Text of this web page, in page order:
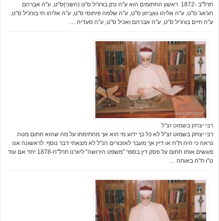
תרל"ב -1872 ראשון החתומים הוא ע"ה נתן בורג'יל ס"ט (השני)ס"ט, ע"ה אברהם
חג'אג' ס"ט, ע"ה אליהו גאביזון ס"ט, ע"ה שלמה פיתוסי ס"ט, ע"ה אליהו חי בורג'יל ס"ט,
ע"ה חיים בורג'יל ס"ט, ע"ה אברהם ואכיל ס"ט, ע"ה סעדיה …
רבי יצחק בשמוט זצ"ל
רבי יצחק בשמוט זצ"ל לא כל כך ידוע מי הוא אך מחתימתו על מה שהוא חתום מטה
נראה כי היה ת"ח או דיין אך מעבר לאזכורים הנ"ל לא מצאתי דבר נוסף. לראשונה אנו
פוגשים אותו חתום על פסק דין בספר "משפט הירושה" ליוורנו תרל"ח-1878 יחד אם עוד
ט"ו ת"ח באותה …